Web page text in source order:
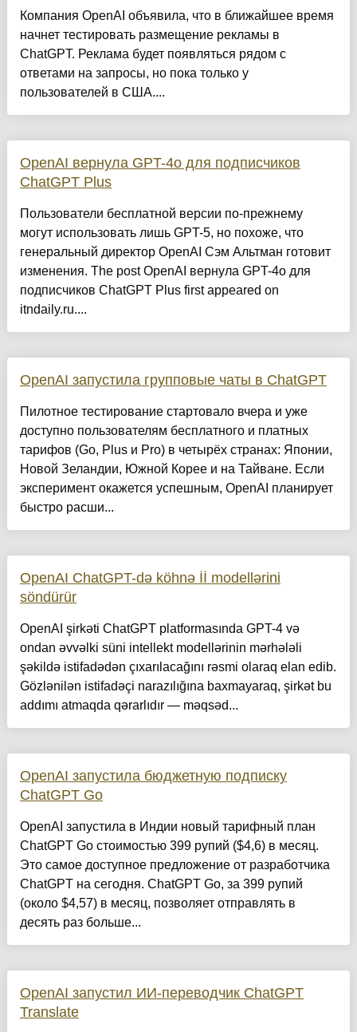
Компания OpenAI объявила, что в ближайшее время
начнет тестировать размещение рекламы в
ChatGPT. Реклама будет появляться рядом с
ответами на запросы, но пока только у
пользователей в США....
OpenAI вернула GPT-4o для подписчиков
ChatGPT Plus
Пользователи бесплатной версии по-прежнему
могут использовать лишь GPT-5, но похоже, что
генеральный директор OpenAI Сэм Альтман готовит
изменения. The post OpenAI вернула GPT-4o для
подписчиков ChatGPT Plus first appeared on
itndaily.ru....
OpenAI запустила групповые чаты в ChatGPT
Пилотное тестирование стартовало вчера и уже
доступно пользователям бесплатного и платных
тарифов (Go, Plus и Pro) в четырёх странах: Японии,
Новой Зеландии, Южной Корее и на Тайване. Если
эксперимент окажется успешным, OpenAI планирует
быстро расши...
OpenAI ChatGPT-də köhnə İİ modellərini
söndürür
OpenAI şirkəti ChatGPT platformasında GPT-4 və
ondan əvvəlki süni intellekt modellərinin mərhələli
şəkildə istifadədən çıxarılacağını rəsmi olaraq elan edib.
Gözlənilən istifadəçi narazılığına baxmayaraq, şirkət bu
addımı atmaqda qərarlıdır — məqsəd...
OpenAI запустила бюджетную подписку
ChatGPT Go
OpenAI запустила в Индии новый тарифный план
ChatGPT Go стоимостью 399 рупий ($4,6) в месяц.
Это самое доступное предложение от разработчика
ChatGPT на сегодня. ChatGPT Go, за 399 рупий
(около $4,57) в месяц, позволяет отправлять в
десять раз больше...
OpenAI запустил ИИ-переводчик ChatGPT
Translate